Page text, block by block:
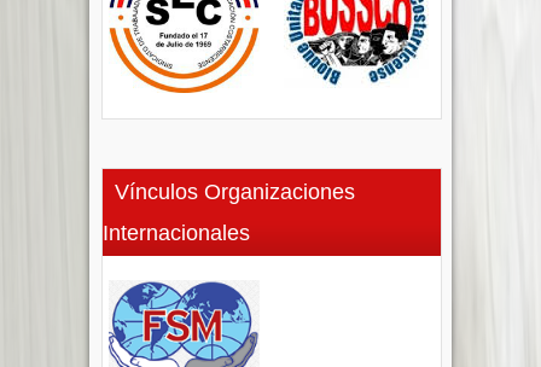
Vínculos Organizaciones
Internacionales